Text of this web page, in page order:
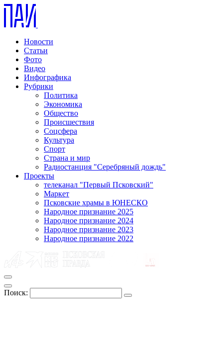
Новости
Статьи
Фото
Видео
Инфографика
Рубрики
Политика
Экономика
Общество
Происшествия
Соцсфера
Культура
Спорт
Страна и мир
Радиостанция "Серебряный дождь"
Проекты
телеканал "Первый Псковский"
Маркет
Псковские храмы в ЮНЕСКО
Народное признание 2025
Народное признание 2024
Народное признание 2023
Народное признание 2022
Поиск: